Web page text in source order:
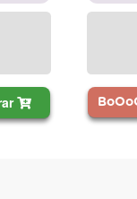
BoOoOra